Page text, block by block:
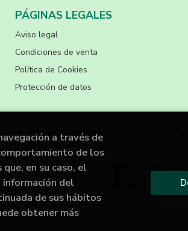
PÁGINAS LEGALES
Aviso legal
Condiciones de venta
Política de Cookies
Protección de datos
de la Lectura, Ministerio de
a través de
de los
en su caso, el
información del
de sus hábitos
obtener más